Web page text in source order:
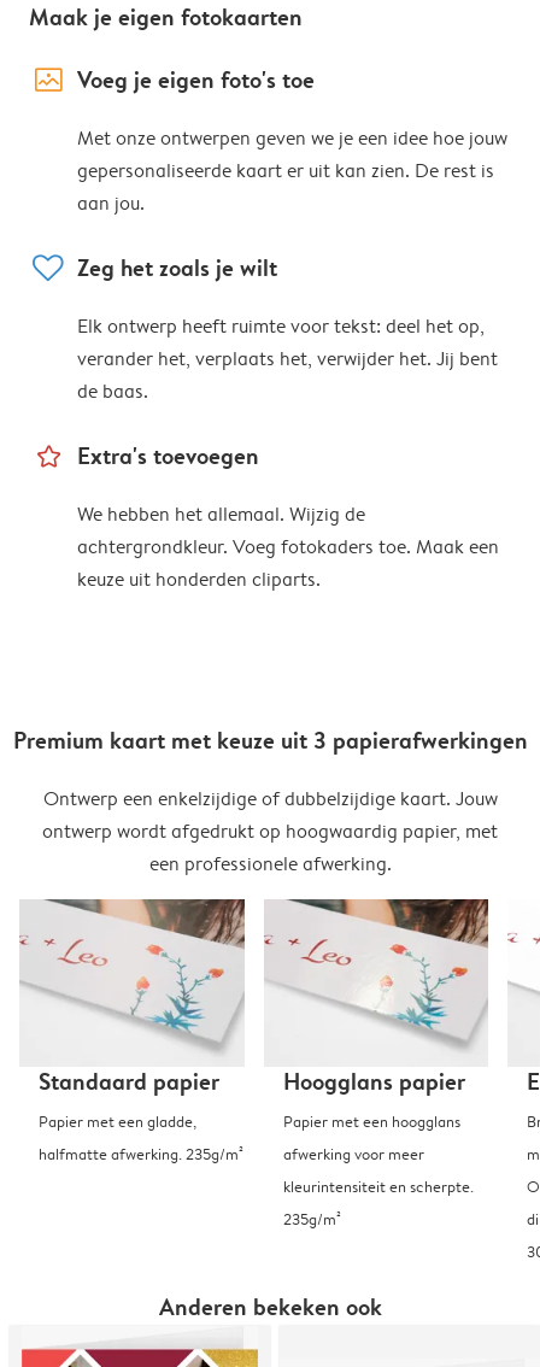
Maak je eigen fotokaarten
image_placeholder Voeg je eigen foto's toe
Met onze ontwerpen geven we je een idee hoe jouw
gepersonaliseerde kaart er uit kan zien. De rest is
aan jou.
heart Zeg het zoals je wilt
Elk ontwerp heeft ruimte voor tekst: deel het op,
verander het, verplaats het, verwijder het. Jij bent
de baas.
star_outline Extra's toevoegen
We hebben het allemaal. Wijzig de
achtergrondkleur. Voeg fotokaders toe. Maak een
keuze uit honderden cliparts.
Premium kaart met keuze uit 3 papierafwerkingen
Ontwerp een enkelzijdige of dubbelzijdige kaart. Jouw
ontwerp wordt afgedrukt op hoogwaardig papier, met
een professionele afwerking.
Standaard papier
Papier met een gladde,
halfmatte afwerking. 235g/m²
Hoogglans papier
Papier met een hoogglans
afwerking voor meer
kleurintensiteit en scherpte.
235g/m²
Anderen bekeken ook